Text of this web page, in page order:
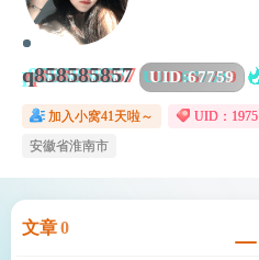
q858585857 UID:67759
加入小窝41天啦～ UID：1975
安徽省淮南市
文章0